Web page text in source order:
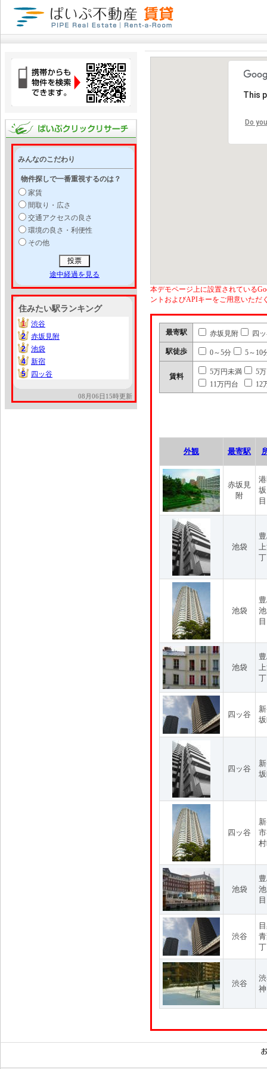
みんなのこだわり
物件探しで一番重視するのは？
家賃
間取り・広さ
交通アクセスの良さ
環境の良さ・利便性
その他
途中経過を見る
住みたい駅ランキング
1
1
渋谷
2
2
赤坂見附
2
2
池袋
4
4
新宿
5
5 四ッ谷
08月06日15時更新
This
Do
本デモページ上に設置されている
ントおよびAPIキーをご用意いただ
最寄駅 赤坂見附 四
駅徒歩 0～5分 5～10
賃料
5万円未満
5
11万円台
12
外観 最寄駅
赤坂見
附
目
池袋
池袋
目
池袋
四ッ谷
四ッ谷
四ッ谷
池袋
渋谷
渋谷